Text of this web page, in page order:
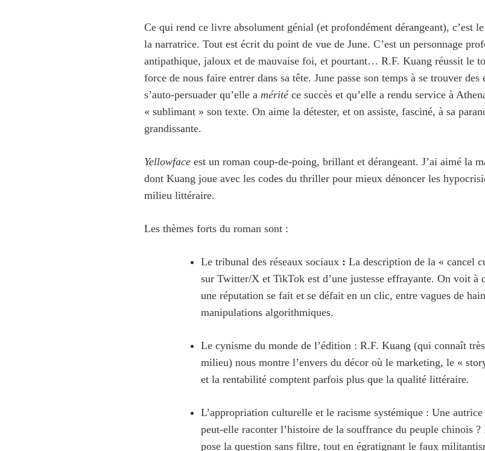
Ce qui rend ce livre absolument génial (et profondément dérangeant), c’est
la narratrice. Tout est écrit du point de vue de June. C’est un personnage
antipathique, jaloux et de mauvaise foi, et pourtant… R.F. Kuang réussit le
force de nous faire entrer dans sa tête. June passe son temps à se trouver des
s’auto-persuader qu’elle a méritéce succès et qu’elle a rendu service à
« sublimant » son texte. On aime la détester, et on assiste, fasciné, à sa
grandissante.
Yellowface est un roman coup-de-poing, brillant et dérangeant. J’ai aimé la
dont Kuang joue avec les codes du thriller pour mieux dénoncer les
milieu littéraire.
Les thèmes forts du roman sont :
Le tribunal des réseaux sociaux : La description de la « cancel
sur Twitter/X et TikTok est d’une justesse effrayante. On voit à
une réputation se fait et se défait en un clic, entre vagues de
manipulations algorithmiques.
Le cynisme du monde de l’édition : R.F. Kuang (qui connaît
milieu) nous montre l’envers du décor où le marketing, le «
et la rentabilité comptent parfois plus que la qualité littéraire.
L’appropriation culturelle et le racisme systémique : Une autrice
peut-elle raconter l’histoire de la souffrance du peuple chinois
pose la question sans filtre, tout en égratignant le faux